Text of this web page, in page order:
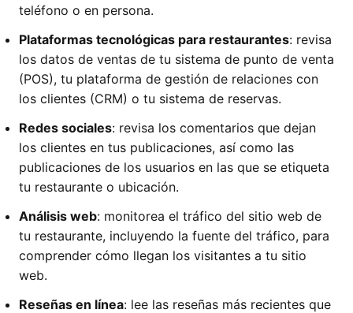
teléfono o en persona.
Plataformas tecnológicas para restaurantes: revisa
los datos de ventas de tu sistema de punto de venta
(POS), tu plataforma de gestión de relaciones con
los clientes (CRM) o tu sistema de reservas.
Redes sociales: revisa los comentarios que dejan
los clientes en tus publicaciones, así como las
publicaciones de los usuarios en las que se etiqueta
tu restaurante o ubicación.
Análisis web: monitorea el tráfico del sitio web de
tu restaurante, incluyendo la fuente del tráfico, para
comprender cómo llegan los visitantes a tu sitio
web.
Reseñas en línea: lee las reseñas más recientes que